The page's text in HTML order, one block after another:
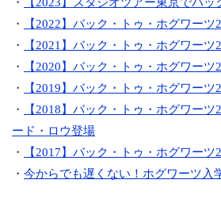
・
【2022】バック・トゥ・ホグワーツ
・
【2021】バック・トゥ・ホグワーツ
・
【2020】バック・トゥ・ホグワーツ
・
【2019】バック・トゥ・ホグワーツ
・
【2018】バック・トゥ・ホグワー
ード・ロウ登場
・
【2017】バック・トゥ・ホグワー
・ 今からでも遅くない！ホグワーツ入